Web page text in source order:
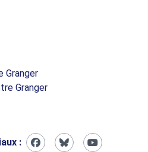
Granger
Granger
: